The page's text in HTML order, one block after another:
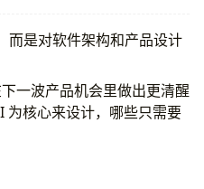
而是对软件架构和产品设计
一波产品机会里做出更清醒
核心来设计，哪些只需要